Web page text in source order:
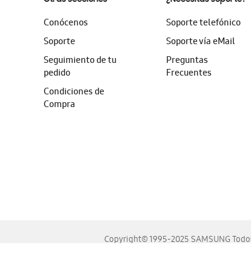
Conócenos
Soporte
Seguimiento de tu
pedido
Condiciones de
Compra
Soporte telefónico
Soporte vía eMail
Preguntas
Frecuentes
Copyright© 1995-2025 SAMSUNG